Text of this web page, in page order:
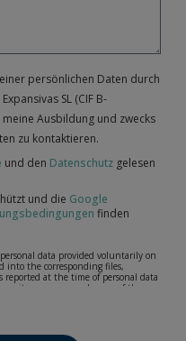
persönlichen Daten durch
SL (CIF B-
Ausbildung und zwecks
zu kontaktieren.
und den Datenschutz gelesen
und die Google
finden
data provided voluntarily on
into the corresponding files,
reported at the time of personal data
its purpose may be any of the
or question, established